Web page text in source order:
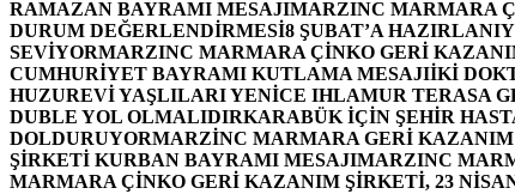
RAMAZAN BAYRAMI MESAJIMARZINC MARMARA
DURUM DEĞERLENDİRMESİ8 ŞUBAT’A
SEVİYORMARZINC MARMARA ÇİNKO GERİ
CUMHURİYET BAYRAMI KUTLAMA MESAJIİKİ
HUZUREVİ YAŞLILARI YENİCE IHLAMUR TERASA
DUBLE YOL OLMALIDIRKARABÜK İÇİN ŞEHİR
DOLDURUYORMARZİNC MARMARA GERİ KAZANIM
ŞİRKETİ KURBAN BAYRAMI MESAJIMARZINC
MARMARA ÇİNKO GERİ KAZANIM ŞİRKETİ, 23